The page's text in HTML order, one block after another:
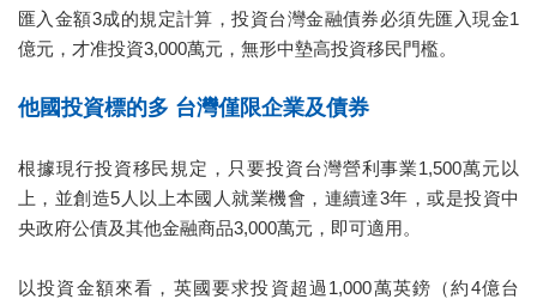
匯入金額3成的規定計算，投資台灣金融債券必須先匯入現金1
億元，才准投資3,000萬元，無形中墊高投資移民門檻。
他國投資標的多 台灣僅限企業及債券
根據現行投資移民規定，只要投資台灣營利事業1,500萬元以
上，並創造5人以上本國人就業機會，連續達3年，或是投資中
央政府公債及其他金融商品3,000萬元，即可適用。
以投資金額來看，英國要求投資超過1,000萬英鎊（約4億台